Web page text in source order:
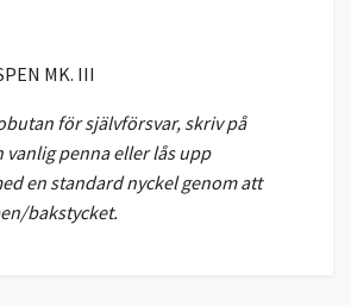
MK. III
för självförsvar, skriv på
vanlig penna eller lås upp
en standard nyckel genom att
bakstycket.